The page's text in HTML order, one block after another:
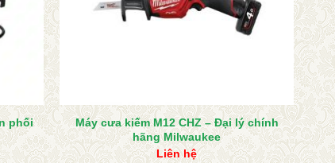
phối
Máy cưa kiếm M12 CHZ – Đại lý chính
hãng Milwaukee
Liên hệ